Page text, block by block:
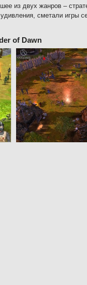
из двух жанров –
сметали игры
of Dawn